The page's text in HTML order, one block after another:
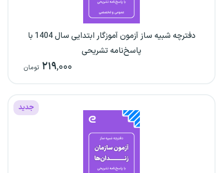
دفترچه شبیه ساز آزمون آموزگار ابتدایی سال 1404 با
پاسخ‌نامه تشریحی
۲۱۹,۰۰۰ تومان
جدید